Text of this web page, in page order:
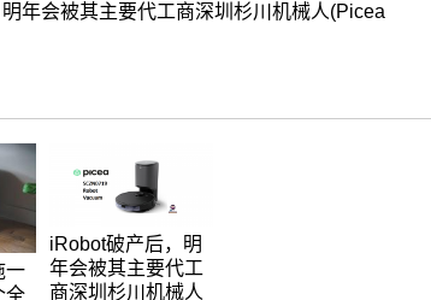
年会被其主要代工商深圳杉川机械人(Picea
一
全
iRobot破产后，明
年会被其主要代工
商深圳杉川机械人